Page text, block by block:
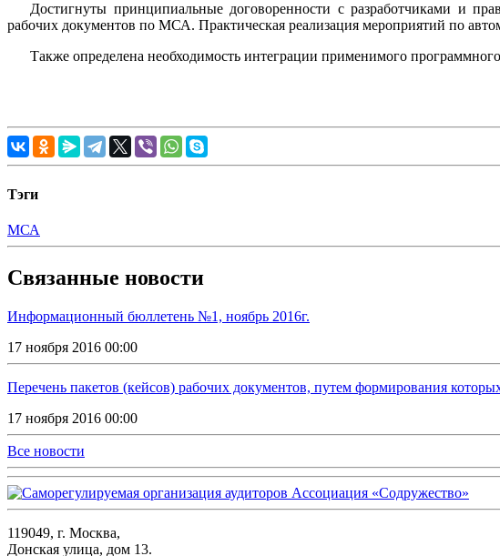
Достигнуты принципиальные договоренности с разработчиками и
рабочих документов по МСА. Практическая реализация мероприятий по
Также определена необходимость интеграции применимого
Тэги
МСА
Связанные новости
Информационный бюллетень №1, ноябрь 2016г.
17 ноября 2016 00:00
Перечень пакетов (кейсов) рабочих документов, путем формирования
17 ноября 2016 00:00
Все новости
119049, г. Москва,
Донская улица, дом 13.